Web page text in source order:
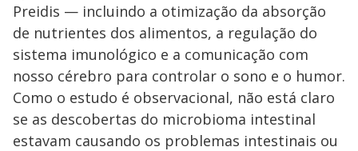
Preidis — incluindo a otimização da absorção
de nutrientes dos alimentos, a regulação do
sistema imunológico e a comunicação com
nosso cérebro para controlar o sono e o humor.
Como o estudo é observacional, não está claro
se as descobertas do microbioma intestinal
estavam causando os problemas intestinais ou